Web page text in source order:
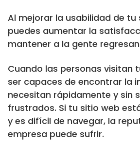
Al mejorar la usabilidad de tu
puedes aumentar la
mantener a la gente
Cuando las personas visitan
ser capaces de encontrar la
necesitan rápidamente y sin
frustrados. Si tu sitio web
y es difícil de navegar, la
empresa puede sufrir.